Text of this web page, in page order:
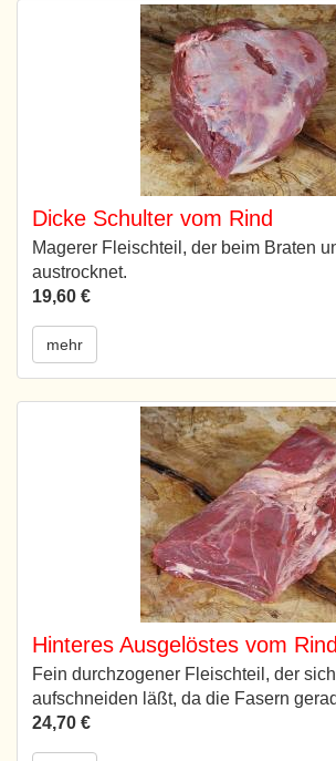
Dicke Schulter vom Rind
Magerer Fleischteil, der beim Braten
austrocknet.
19,60 €
mehr
Hinteres Ausgelöstes vom Rind
Fein durchzogener Fleischteil, der
aufschneiden läßt, da die Fasern
24,70 €